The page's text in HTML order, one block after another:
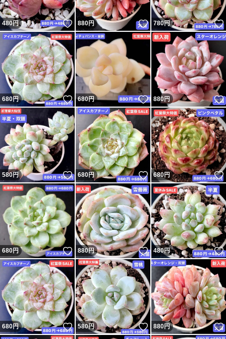
480円 いいね！
880円 いいね！
780円
680円 いいね！
680円 いいね！
880円
580円 いいね！
680円 いいね！
680円
680円 いいね！
880円 いいね！
480円
680円 いいね！
580円 いいね！
880円